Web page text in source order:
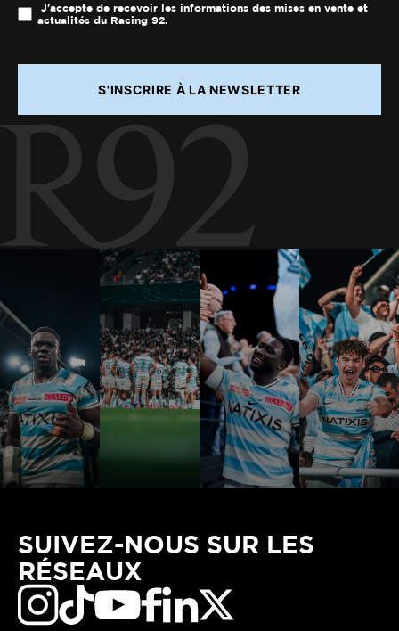
J'accepte de recevoir les informations des mises en vente et
actualités du Racing 92.
S'INSCRIRE À LA NEWSLETTER
SUIVEZ-NOUS SUR LES
RÉSEAUX